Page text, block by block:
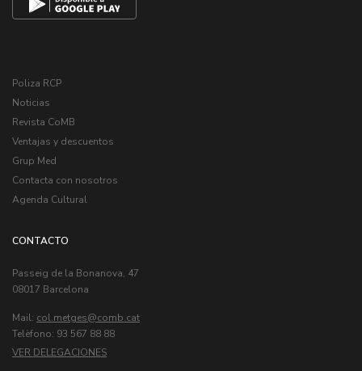
Poliza RCP
Noticias
Revista CoMB
Ventajas y descuentos
Grup Med
Contacta con nosotros
Agenda Cultural
CONTACTO
Passeig de la Bonanova, 47
08017 Barcelona
Mail: col.metges
Telèfono: 93 567 88 88
VER DELEGACIONES